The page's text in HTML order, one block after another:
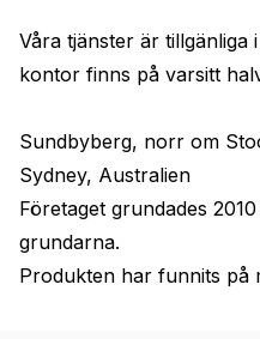
Våra tjänster är tillgänliga
kontor finns på varsitt
Sundbyberg, norr om
Sydney, Australien
Företaget grundades
grundarna.
Produkten har funnits på